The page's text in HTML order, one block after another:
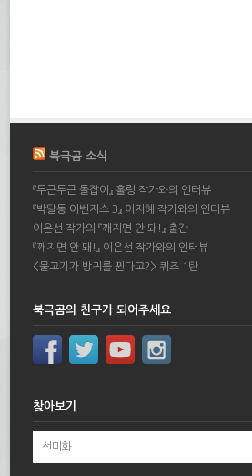
북극곰 소식
『두근두근 돌잡이』 홀링 작가와의 인터뷰
『박달동 어벤저스 3』 이지혜 작가와의 인터뷰
이은선 작가의 『깨지면 안 돼!』 출간
『깨지면 안 돼!』 이은선 작가와의 인터뷰
<물고기가 방귀를 뀐다고?> 퀴즈 1탄
북극곰의 친구가 되어주세요
찾아보기